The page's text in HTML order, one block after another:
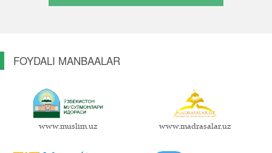
FOYDALI MANBAALAR
www.muslim.uz www.madrasalar.uz